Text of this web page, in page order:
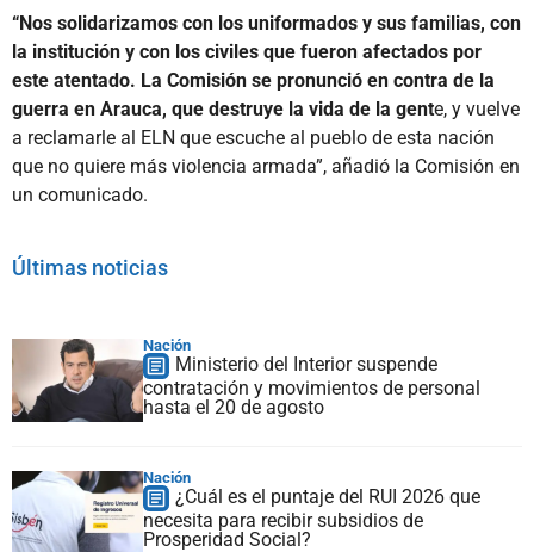
“Nos solidarizamos con los uniformados y sus familias, con
la institución y con los civiles que fueron afectados por
este atentado. La Comisión se pronunció en contra de la
guerra en Arauca, que destruye la vida de la gente, y vuelve
a reclamarle al ELN que escuche al pueblo de esta nación
que no quiere más violencia armada”, añadió la Comisión en
un comunicado.
Últimas noticias
Nación
Ministerio del Interior suspende
contratación y movimientos de personal
hasta el 20 de agosto
Nación
¿Cuál es el puntaje del RUI 2026 que
necesita para recibir subsidios de
Prosperidad Social?